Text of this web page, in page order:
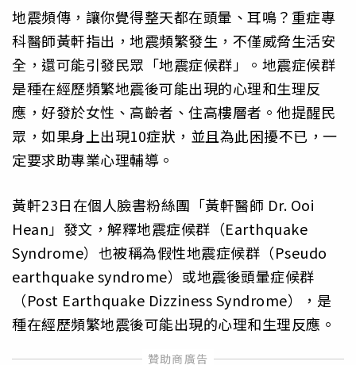
地震頻傳，讓你覺得整天都在頭暈、耳鳴？重症專
科醫師黃軒指出，地震頻繁發生，不僅威脅生活安
全，還可能引發民眾「地震症候群」。地震症候群
是種在經歷頻繁地震後可能出現的心理和生理反
應，好發於女性、高齡者、住高樓層者。他提醒民
眾，如果身上出現10症狀，並且為此困擾不已，一
定要求助專業心理輔導。
黃軒23日在個人臉書粉絲團「黃軒醫師 Dr. Ooi
Hean」發文，解釋地震症候群（Earthquake
Syndrome）也被稱為假性地震症候群（Pseudo
earthquake syndrome）或地震後頭暈症候群
（Post Earthquake Dizziness Syndrome），是
種在經歷頻繁地震後可能出現的心理和生理反應。